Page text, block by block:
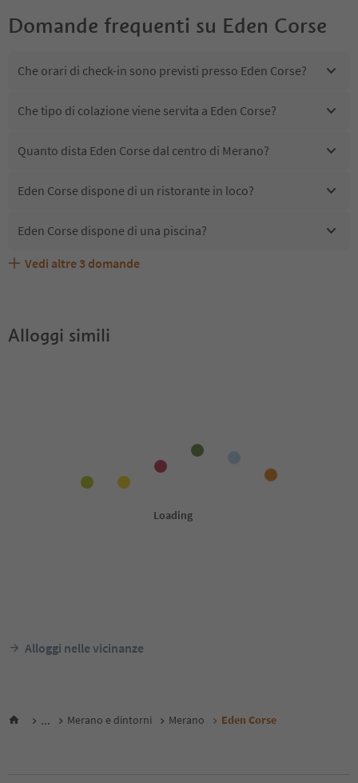
Domande frequenti su Eden Corse
Che orari di check-in sono previsti presso Eden Corse?
Che tipo di colazione viene servita a Eden Corse?
Quanto dista Eden Corse dal centro di Merano?
Eden Corse dispone di un ristorante in loco?
Eden Corse dispone di una piscina?
Eden Corse accetta animali domestici?
Quali servizi/attività sono disponibili presso Eden Corse?
Gli ospiti di Eden Corse ricevono l'Alto Adige Guest Pass?
Vedi altre 3 domande
Alloggi simili
Alloggi nelle vicinanze
... Merano e dintorni Merano Eden Corse